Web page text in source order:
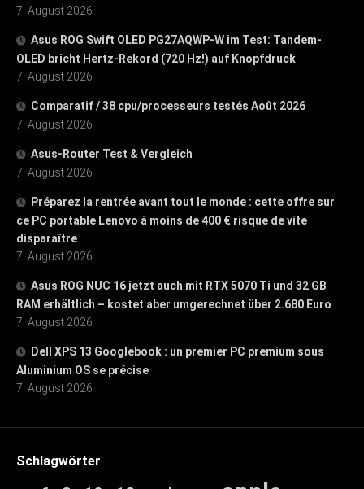
7. August 2026
Asus ROG Swift OLED PG27AQWP-W im Test: Tandem-
OLED bricht Hertz-Rekord (720 Hz!) auf Knopfdruck
7. August 2026
Comparatif / 38 cpu/processeurs testés Août 2026
7. August 2026
Asus-Router Test & Vergleich
7. August 2026
Préparez la rentrée avant tout le monde : cette offre sur
ce PC portable Lenovo à moins de 400 € risque de vite
disparaître
7. August 2026
Asus ROG NUC 16 jetzt auch mit RTX 5070 Ti und 32 GB
RAM erhältlich – kostet aber umgerechnet über 2.680 Euro
7. August 2026
Dell XPS 13 Googlebook : un premier PC premium sous
Aluminium OS se précise
7. August 2026
Schlagwörter